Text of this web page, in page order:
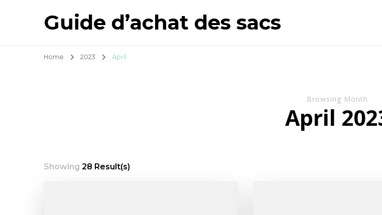
Guide d’achat des sacs
Home 2023 April
Browsing Month
April
Showing 28 Result(s)